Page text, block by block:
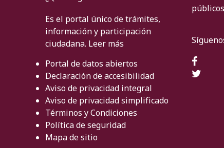
Es el portal único de trámites,
información y participación
ciudadana. Leer más
Portal de datos abiertos
Declaración de accesibilidad
Aviso de privacidad integral
Aviso de privacidad simplificado
Términos y Condiciones
Política de seguridad
Mapa de sitio
públicos